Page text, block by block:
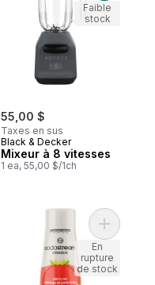
55,00 $
Taxes en sus
Black & Decker
Mixeur à 8 vitesses
1 ea, 55,00 $/1ch
Faible
stock
Ajouter
En
rupture
de stock